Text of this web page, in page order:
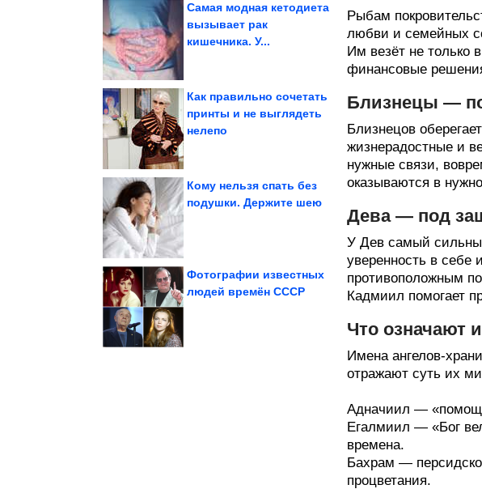
Самая модная кетодиета
вызывает рак
кишечника. У...
Как правильно сочетать
принты и не выглядеть
нелепо
Кому нельзя спать без
подушки. Держите шею
Фотографии известных
людей времён СССР
Рыбам
любви и семейных
Им везёт не только
финансовые
Близнецы —
Близнецов
жизнерадостные и
нужные связи,
оказываются в
Дева — под
У Дев самый
уверенность в себе
противоположным
Кадмиил помогает
Что означают
Имена ангелов-
отражают суть их
Адначиил —
Егалмиил — «Бог
времена.
Бахрам —
процветания.